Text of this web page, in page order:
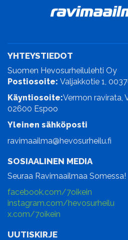
YHTEYSTIEDOT
Suomen Hevosurheilulehti Oy
Postiosoite: Valjakkotie 1,
Käyntiosoite:Vermon ravirata,
02600 Espoo
Yleinen sähköposti
ravimaailma@hevosurheilu.fi
SOSIAALINEN MEDIA
Seuraa Ravimaailmaa Somessa!
facebook.com/7oikein
instagram.com/hevosurheilu
x.com/7oikein
UUTISKIRJE